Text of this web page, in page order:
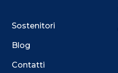
Sostenitori
Blog
Contatti